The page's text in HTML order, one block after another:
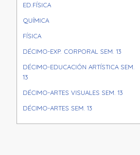
ED.FÍSICA
QUÍMICA
FÍSICA
DÉCIMO-EXP. CORPORAL SEM. 13
DÉCIMO-EDUCACIÓN ARTÍSTICA SEM.
13
DÉCIMO-ARTES VISUALES SEM. 13
DÉCIMO-ARTES SEM. 13